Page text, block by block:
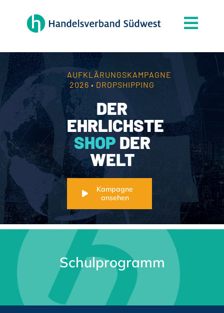
Themen
Mitgliedschaft
Partner
News
Handelsjournal
Kontakt
AUFKLÄRUNGSKAMPAGNE
2026 • DROPSHIPPING
DER
EHRLICHSTE
SHOP DER
WELT
Kampagne
ansehen
Schulprogramm